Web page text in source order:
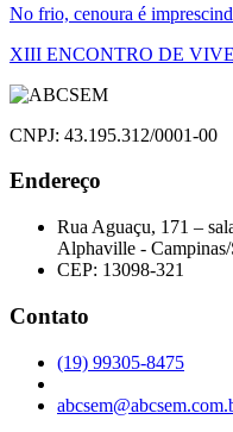
Navegação
de
Post
No frio, cenoura é
XIII ENCONTRO DE
CNPJ: 43.195.312/0001-00
Endereço
Rua Aguaçu, 171 –
Alphaville - Campinas/
CEP: 13098-321
Contato
(19) 99305-8475